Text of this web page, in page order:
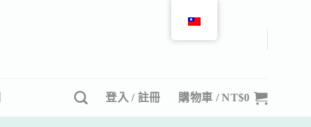
登入 / 註冊 購物車 /NT$0